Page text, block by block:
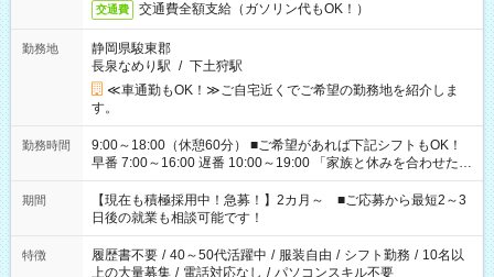
交通費 交通費全額支給（ガソリン代もOK！）
勤務地
静岡県駿東郡
長泉なめり駅 / 下土狩駅
≪車通勤もOK！≫ご自宅近くでご希望の勤務地を紹介しま
す。
勤務時間
9:00～18:00（休憩60分） ■ご希望があれば下記シフトもOK！
早番 7:00～16:00 遅番 10:00～19:00 「家族と休みを合わせた
い」 「余裕を持って夕飯の準備がしたい」 「できれば残業はし
たくない」 など、ご希望を教えてくださいね。 ※Wワーク希望
の方へ 今ご覧のお仕事で希望する勤務時間と、もう1つのお仕事
の勤務時間。 合計で週40時間を超える場合は応募できません。
期間
【現在も積極採用中！急募！】2カ月～ ■ご応募から最短2～3
日後の就業も相談可能です！
特徴 履歴書不要 / 40～50代活躍中 / 服装自由 / シフト勤務 / 10名以
上の大量募集 / 電話対応なし / パソコンスキル不要